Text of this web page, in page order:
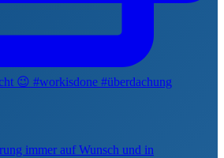
immer auf Wunsch und in